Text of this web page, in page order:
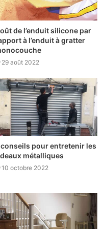
de l’enduit silicone par
à l’enduit à gratter
29 août 2022
conseils pour entretenir les
métalliques
10 octobre 2022